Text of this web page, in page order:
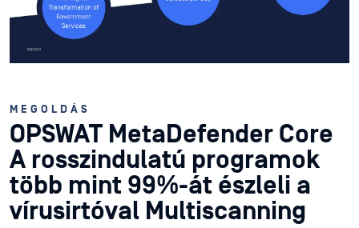
MEGOLDÁS
OPSWAT MetaDefender Core
A rosszindulatú programok
több mint 99%-át észleli a
vírusirtóval Multiscanning